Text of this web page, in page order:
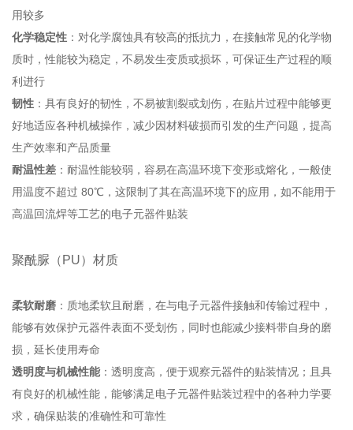
用较多
化学稳定性 ：对化学腐蚀具有较高的抵抗力，在接触常见的化学物
质时，性能较为稳定，不易发生变质或损坏，可保证生产过程的顺
利进行
韧性 ：具有良好的韧性，不易被割裂或划伤，在贴片过程中能够更
好地适应各种机械操作，减少因材料破损而引发的生产问题，提高
生产效率和产品质量
耐温性差 ：耐温性能较弱，容易在高温环境下变形或熔化，一般使
用温度不超过 80℃，这限制了其在高温环境下的应用，如不能用于
高温回流焊等工艺的电子元器件贴装
聚酰脲（PU）材质
柔软耐磨 ：质地柔软且耐磨，在与电子元器件接触和传输过程中，
能够有效保护元器件表面不受划伤，同时也能减少接料带自身的磨
损，延长使用寿命
透明度与机械性能：透明度高，便于观察元器件的贴装情况；且具
有良好的机械性能，能够满足电子元器件贴装过程中的各种力学要
求，确保贴装的准确性和可靠性